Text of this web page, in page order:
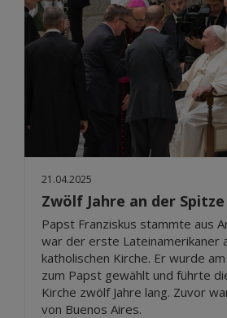
21.04.2025
Zwölf Jahre an der
Papst Franziskus stammte aus
war der erste Lateinamerikaner
katholischen Kirche. Er wurde
zum Papst gewählt und führte
Kirche zwölf Jahre lang. Zuvor
von Buenos Aires.